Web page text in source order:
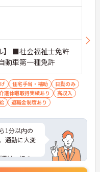
】 ■社会福祉士免許
動車第一種免許
住宅手当・補助
日勤のみ
護休暇取得実績あり
高収入
退職金制度あり
1分以内の
通勤に大変
は、緑の
恵まれてい